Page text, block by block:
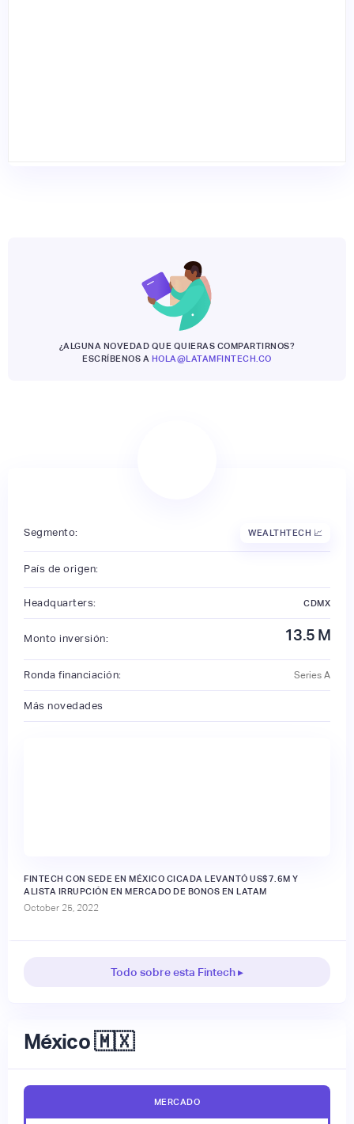
¿ALGUNA NOVEDAD QUE QUIERAS COMPARTIRNOS?
ESCRÍBENOS A HOLA@LATAMFINTECH.CO
Segmento: WEALTHTECH 📈
País de origen:
Headquarters: CDMX
Monto inversión: 13.5 M
Ronda financiación: Series A
Más novedades
FINTECH CON SEDE EN MÉXICO CICADA LEVANTÓ US$7.6M Y
ALISTA IRRUPCIÓN EN MERCADO DE BONOS EN LATAM
October 25, 2022
Todo sobre esta Fintech ▸
México 🇲🇽
MERCADO